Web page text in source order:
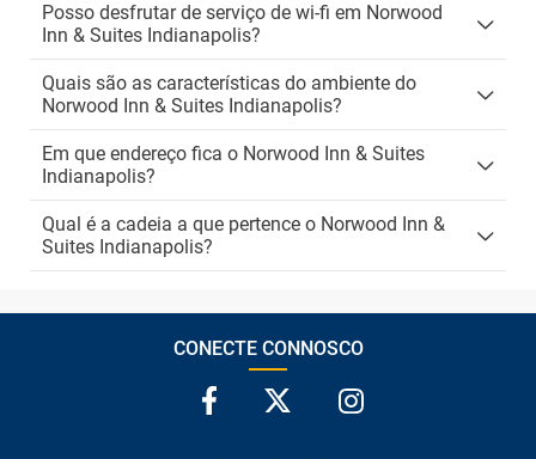
Posso desfrutar de serviço de wi-fi em Norwood
Inn & Suites Indianapolis?
Quais são as características do ambiente do
Norwood Inn & Suites Indianapolis?
Em que endereço fica o Norwood Inn & Suites
Indianapolis?
Qual é a cadeia a que pertence o Norwood Inn &
Suites Indianapolis?
CONECTE CONNOSCO